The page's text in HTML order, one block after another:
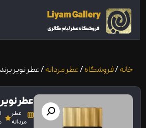
خانه/فروشگاه/عطر مردانه/ عطر نویر برند
عطر نویر
عطر
مردانه